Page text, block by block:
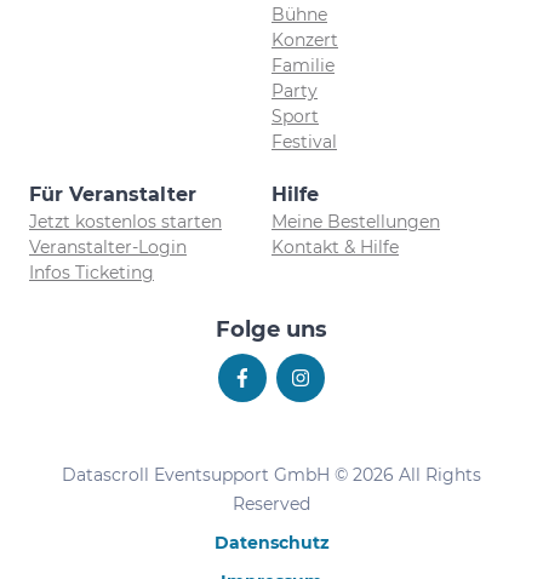
Bühne
Konzert
Familie
Party
Sport
Festival
Für Veranstalter
Jetzt kostenlos starten
Veranstalter-Login
Infos Ticketing
Hilfe
Meine Bestellungen
Kontakt & Hilfe
Folge uns
Datascroll Eventsupport GmbH © 2026 All Rights
Reserved
Datenschutz